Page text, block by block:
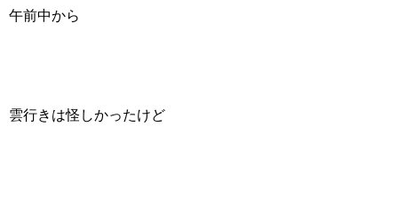
午前中から
雲行きは怪しかったけど